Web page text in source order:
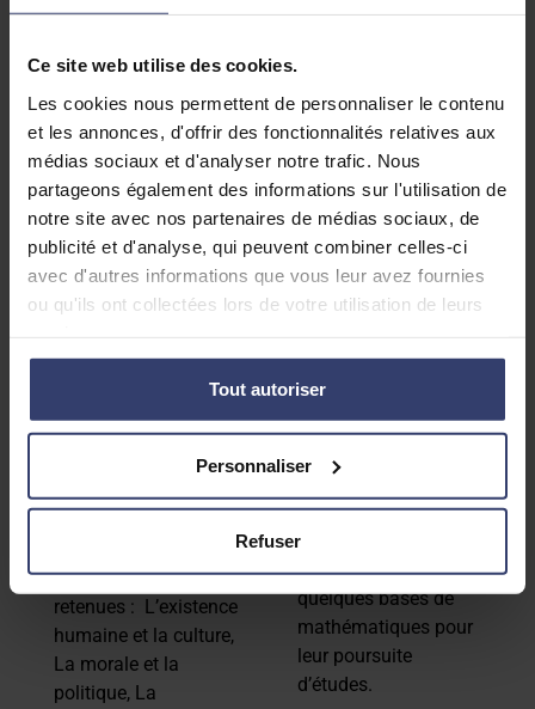
Ce site web utilise des cookies.
Les cookies nous permettent de personnaliser le contenu
et les annonces, d'offrir des fonctionnalités relatives aux
médias sociaux et d'analyser notre trafic. Nous
partageons également des informations sur l'utilisation de
notre site avec nos partenaires de médias sociaux, de
publicité et d'analyse, qui peuvent combiner celles-ci
avec d'autres informations que vous leur avez fournies
ou qu'ils ont collectées lors de votre utilisation de leurs
Tout autoriser
Personnaliser
Refuser
Nos cours en Terminale
Les matières du
tronc commun
Philosophie
L’enseignement de la
terminale a pour but
critique des élèves et
de les instruire par
l’acquisition d’une
perspectives sont
retenues : L’existence
humaine et la culture,
La morale et la
politique, La
Les options
Maths
complémentaires
Les maths
terminale destinée
aux élèves qui
abandonnent la
fin de première mais
qui ont tout de même
besoin de maîtriser
quelques bases de
mathématiques pour
leur poursuite
d’études.